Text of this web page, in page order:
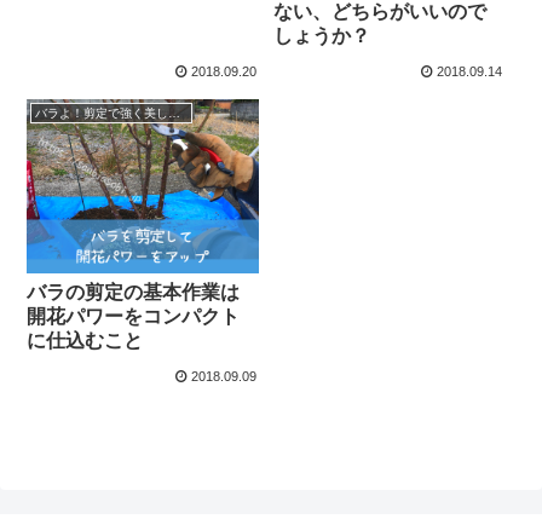
2018.09.20
ない、どちらがいいので
しょうか？
2018.09.14
バラよ！剪定で強く美しく若返れ！
バラの剪定の基本作業は
開花パワーをコンパクト
に仕込むこと
2018.09.09